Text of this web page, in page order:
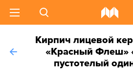
Кирпич лицевой
«Красный Флеш»
пустотелый